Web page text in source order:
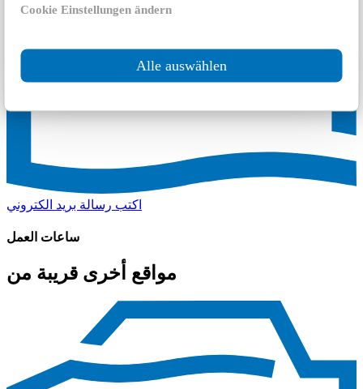
Cookie Einstellungen ändern
Alle auswählen
اكتب رسالة بريد الكتروني
ساعات العمل
مواقع أخرى قريبة من